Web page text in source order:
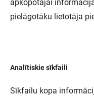
apkopotajai
pielāgotāku lietotāja
Analītiskie sīkfaili
Sīkfailu kopa